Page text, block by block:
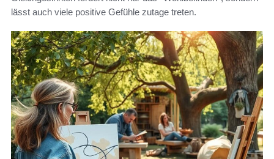
lässt auch viele positive Gefühle zutage treten.